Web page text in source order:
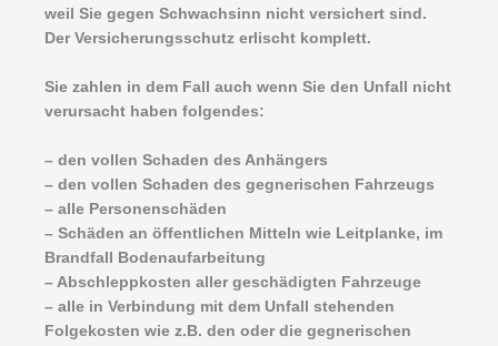
weil Sie gegen Schwachsinn nicht versichert sind.
Der Versicherungsschutz erlischt komplett.
Sie zahlen in dem Fall auch wenn Sie den Unfall nicht
verursacht haben folgendes:
– den vollen Schaden des Anhängers
– den vollen Schaden des gegnerischen Fahrzeugs
– alle Personenschäden
– Schäden an öffentlichen Mitteln wie Leitplanke, im
Brandfall Bodenaufarbeitung
– Abschleppkosten aller geschädigten Fahrzeuge
– alle in Verbindung mit dem Unfall stehenden
Folgekosten wie z.B. den oder die gegnerischen